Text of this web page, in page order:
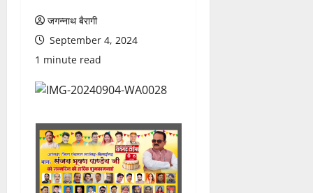
जगन्नाथ बैरागी
September 4, 2024
1 minute read